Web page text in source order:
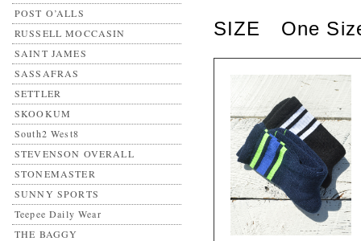
POST O’ALLS
RUSSELL MOCCASIN
SAINT JAMES
SASSAFRAS
SETTLER
SKOOKUM
South2 West8
STEVENSON OVERALL
STONEMASTER
SUNNY SPORTS
Teepee Daily Wear
THE BAGGY
SIZE One